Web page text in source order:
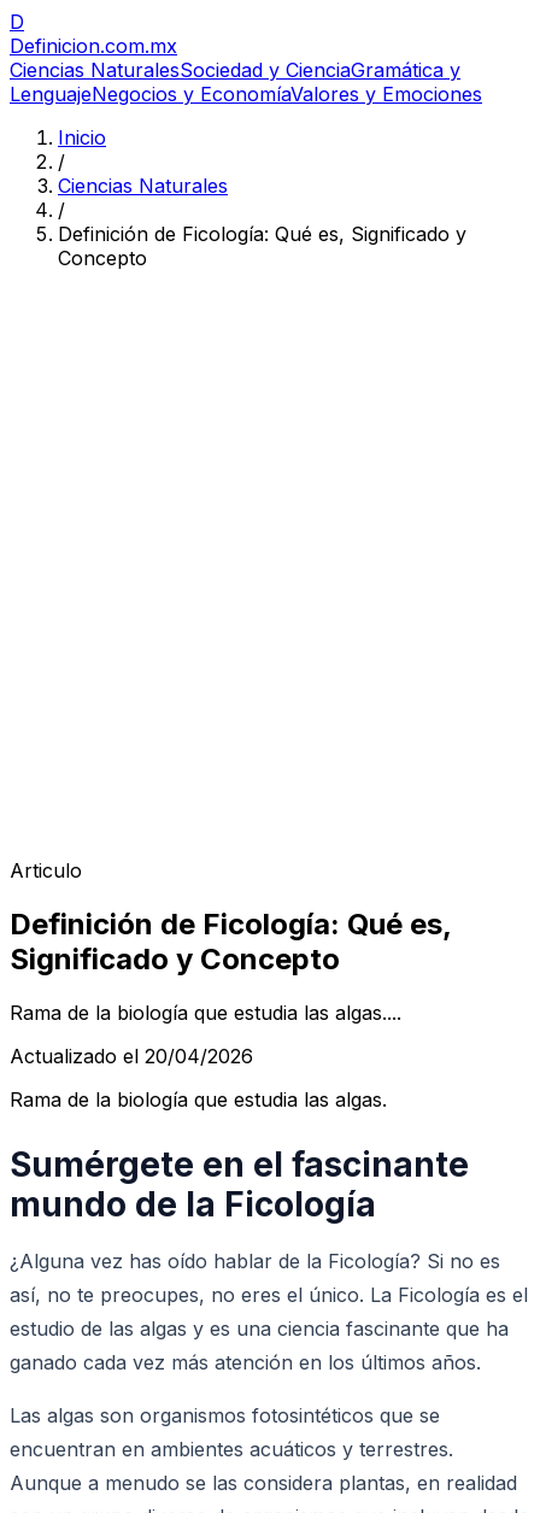
D
Definicion.com.mx
Ciencias NaturalesSociedad y CienciaGramática y
LenguajeNegocios y EconomíaValores y Emociones
Inicio
/
Ciencias Naturales
/
Definición de Ficología: Qué es, Significado y
Concepto
Articulo
Definición de Ficología: Qué es,
Significado y Concepto
Rama de la biología que estudia las algas....
Actualizado el 20/04/2026
Rama de la biología que estudia las algas.
Sumérgete en el fascinante
mundo de la Ficología
¿Alguna vez has oído hablar de la Ficología? Si no es
así, no te preocupes, no eres el único. La Ficología es el
estudio de las algas y es una ciencia fascinante que ha
ganado cada vez más atención en los últimos años.
Las algas son organismos fotosintéticos que se
encuentran en ambientes acuáticos y terrestres.
Aunque a menudo se las considera plantas, en realidad